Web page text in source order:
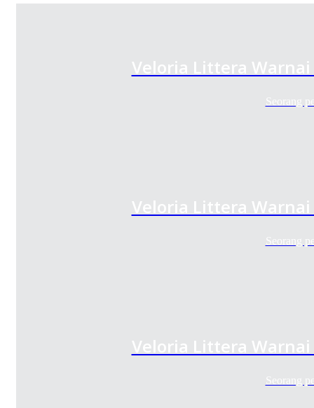
Veloria Littera Warnai
Seorang
Veloria Littera Warnai
Seorang
Veloria Littera Warnai
Seorang